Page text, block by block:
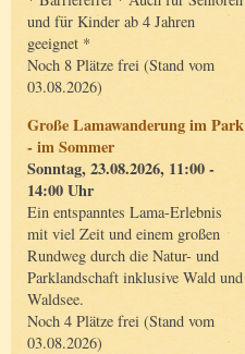
und für Kinder ab 4 Jahren
geeignet *
Noch 8 Plätze frei (Stand vom
03.08.2026)
Große Lamawanderung im Park
- im Sommer
Sonntag, 23.08.2026, 11:00 -
14:00 Uhr
Ein entspanntes Lama-Erlebnis
mit viel Zeit und einem großen
Rundweg durch die Natur- und
Parklandschaft inklusive Wald und
Waldsee.
Noch 4 Plätze frei (Stand vom
03.08.2026)